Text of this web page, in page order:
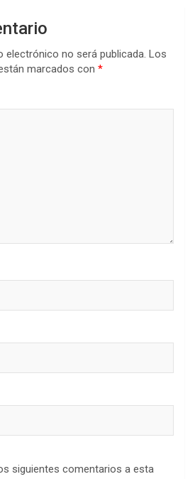
electrónico no será publicada. Los
marcados con *
siguientes comentarios a esta